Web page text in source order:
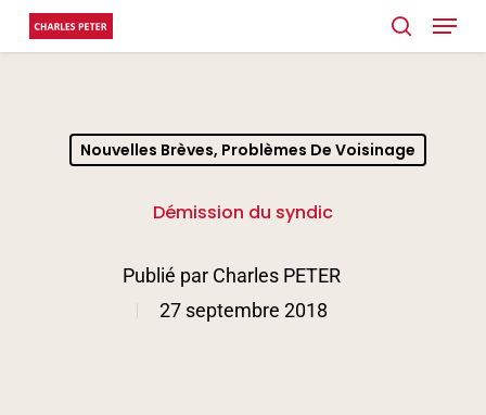
Skip
to
search
Menu
Nouvelles Brèves, Problèmes De Voisinage
Démission du syndic
Publié par Charles PETER
27 septembre 2018